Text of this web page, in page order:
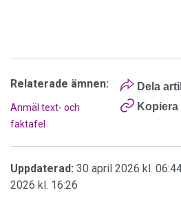
Dela
Kopiera
Relaterade ämnen:
Anmäl text- och
faktafel
Uppdaterad: 30 april 2026 kl.
2026 kl. 16:26